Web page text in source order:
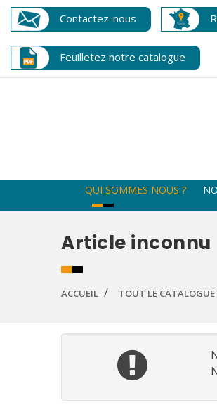
Contactez-nous
Feuilletez notre catalogue
QUI SOMMES NOUS ?
Article inconnu
ACCUEIL TOUT LE CATALOGUE